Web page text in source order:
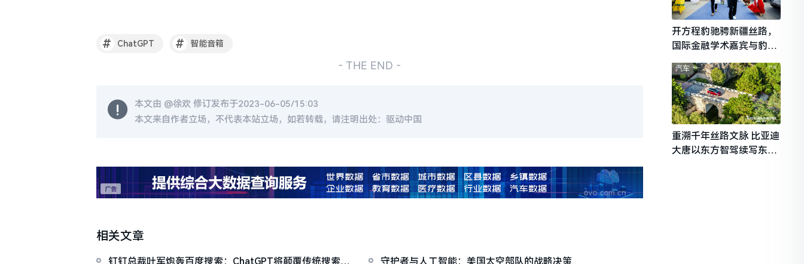
# ChatGPT # 智能音箱
- THE END -
本文由 @徐欢 修订发布于2023-06-05/15:03
本文来自作者立场，不代表本站立场，如若转载，请注明出处：驱动中国
相关文章
钉钉总裁叶军炮轰百度搜索：ChatGPT将颠覆传统搜索引 守护者与人工智能：美国太空部队的战略决策
开方程豹驰骋新疆丝路，
国际金融学术嘉宾与豹友
共赴山海热爱
重溯千年丝路文脉 比亚迪
大唐以东方智驾续写东西
汽车